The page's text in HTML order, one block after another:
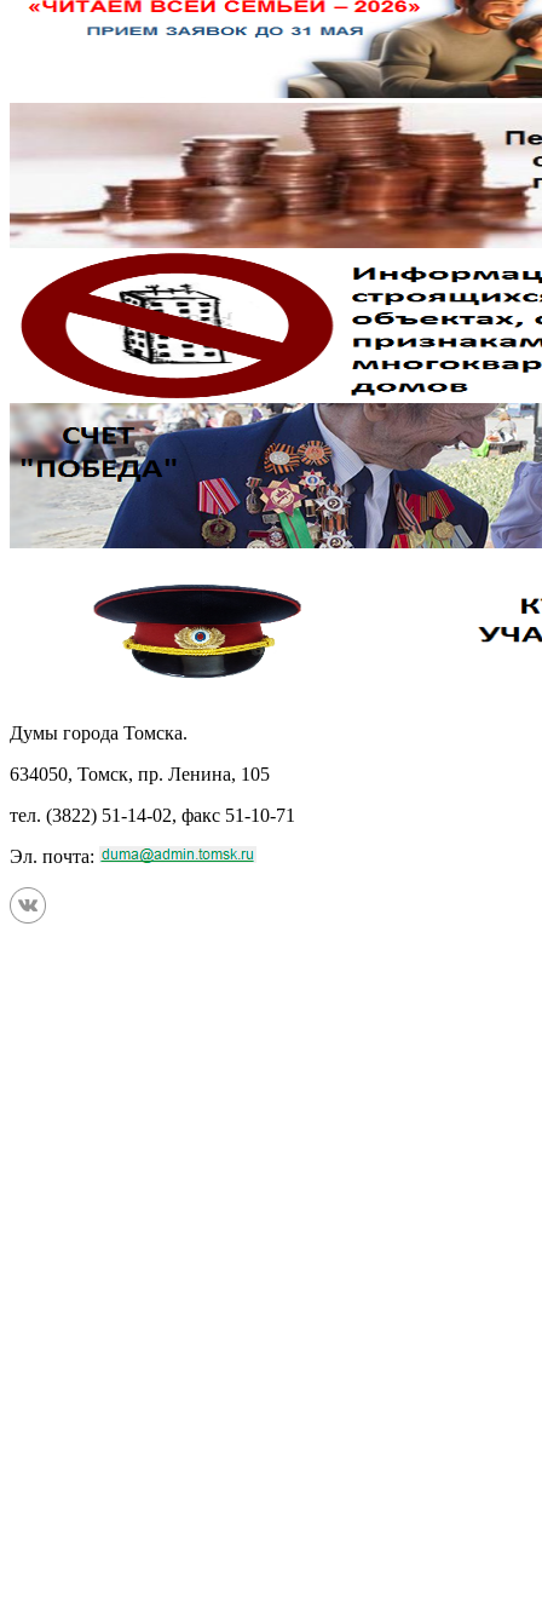
Думы города Томска.
634050, Томск, пр. Ленина, 105
тел. (3822) 51-14-02, факс 51-10-71
Эл. почта: